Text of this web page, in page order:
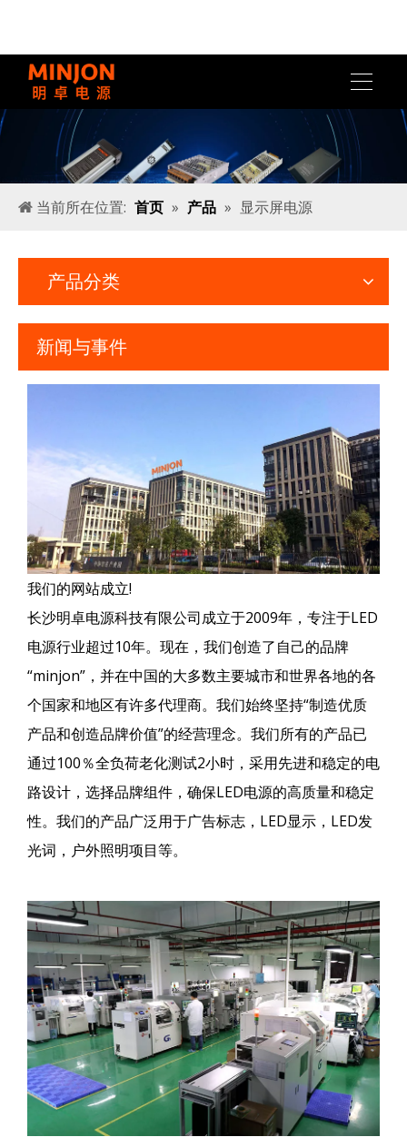
当前所在位置: 首页 » 产品 » 显示屏电源
产品分类
新闻与事件
我们的网站成立!
长沙明卓电源科技有限公司成立于2009年，专注于LED
电源行业超过10年。现在，我们创造了自己的品牌
“minjon”，并在中国的大多数主要城市和世界各地的各
个国家和地区有许多代理商。我们始终坚持“制造优质
产品和创造品牌价值”的经营理念。我们所有的产品已
通过100％全负荷老化测试2小时，采用先进和稳定的电
路设计，选择品牌组件，确保LED电源的高质量和稳定
性。我们的产品广泛用于广告标志，LED显示，LED发
光词，户外照明项目等。